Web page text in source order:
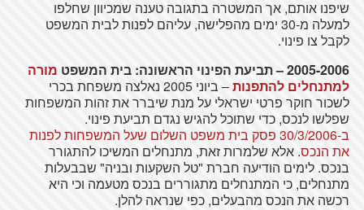
שיפנו אותם, אך המשטרה בתגובה טענה שמכיוון שחלפו
למעלה מ-30 ימים מהפלישה, עליהם לפנות לבית המשפט
לקבל צו פינוי.
2005-2006 – תביעת הפינוי הראשונה: בית המשפט
מורה
למתנחלים להתפנות
– ביוני 2005 נאלצה משפחת בכרי
לשכור חוקר פרטי ישראלי על מנת שיברר את זהות המשפחות
שפלשו לנכס, כדי שתוכל להגיש נגדם תביעת פינוי.
ב-30/3/2006 פסק בית משפט השלום שעל המשפחות לפנות
את הנכס. אלא שלמרות זאת, מתנחלים המשיכו להתגורר
בנכס. לימים הודיעה חברת "טל השקעות ובניה" שבבעלות
מתנחלים, כי המתנחלים מתגוררים בנכס מטעמה וכי היא
רכשה את הנכס מהבעלים, כפי שנראה להלן.